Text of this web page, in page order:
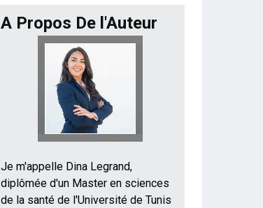
A Propos De l'Auteur
Je m'appelle Dina Legrand,
diplômée d'un Master en sciences
de la santé de l'Université de Tunis